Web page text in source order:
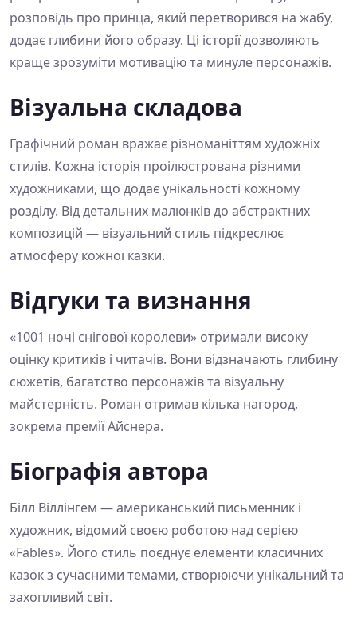
розповідь про принца, який перетворився на жабу,
додає глибини його образу. Ці історії дозволяють
краще зрозуміти мотивацію та минуле персонажів.
Візуальна складова
Графічний роман вражає різноманіттям художніх
стилів. Кожна історія проілюстрована різними
художниками, що додає унікальності кожному
розділу. Від детальних малюнків до абстрактних
композицій — візуальний стиль підкреслює
атмосферу кожної казки.
Відгуки та визнання
«1001 ночі снігової королеви» отримали високу
оцінку критиків і читачів. Вони відзначають глибину
сюжетів, багатство персонажів та візуальну
майстерність. Роман отримав кілька нагород,
зокрема премії Айснера.
Біографія автора
Білл Віллінгем — американський письменник і
художник, відомий своєю роботою над серією
«Fables». Його стиль поєднує елементи класичних
казок з сучасними темами, створюючи унікальний та
захопливий світ.